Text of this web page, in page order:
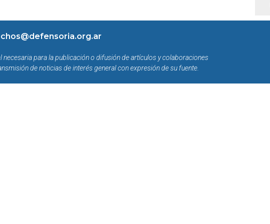
para la publicación o difusión de artículos y colaboraciones
de noticias de interés general con expresión de su fuente.